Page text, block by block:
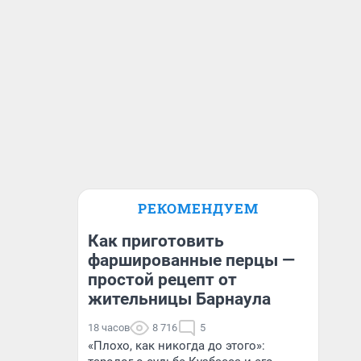
РЕКОМЕНДУЕМ
Как приготовить
фаршированные перцы —
простой рецепт от
жительницы Барнаула
18 часов 8 716 5
«Плохо, как никогда до этого»: